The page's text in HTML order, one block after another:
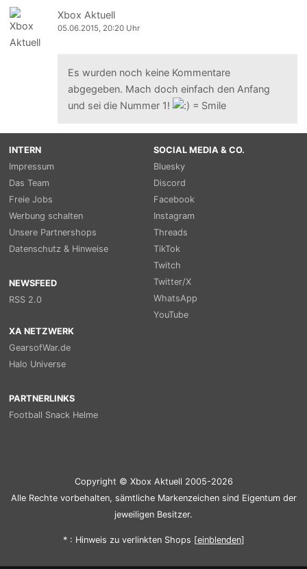
Xbox Aktuell
05.06.2015, 20:20 Uhr
Es wurden noch keine Kommentare
abgegeben. Mach doch einfach den Anfang
und sei die Nummer 1!
INTERN
Impressum
Das Team
Freie Jobs
Werbung schalten
Unsere Partnershops
Datenschutz & Hinweise
NEWSFEED
RSS 2.0
SOCIAL MEDIA & CO.
Bluesky
Discord
Facebook
Instagram
Threads
TikTok
Twitch
Twitter/X
WhatsApp
YouTube
XA NETZWERK
GearsofWar.de
Halo Universe
PARTNERLINKS
Football Snack Helme
Copyright © Xbox Aktuell 2005-2026
Alle Rechte vorbehalten, sämtliche Markenzeichen sind Eigentum der
jeweiligen Besitzer.
* : Hinweis zu verlinkten Shops [einblenden]